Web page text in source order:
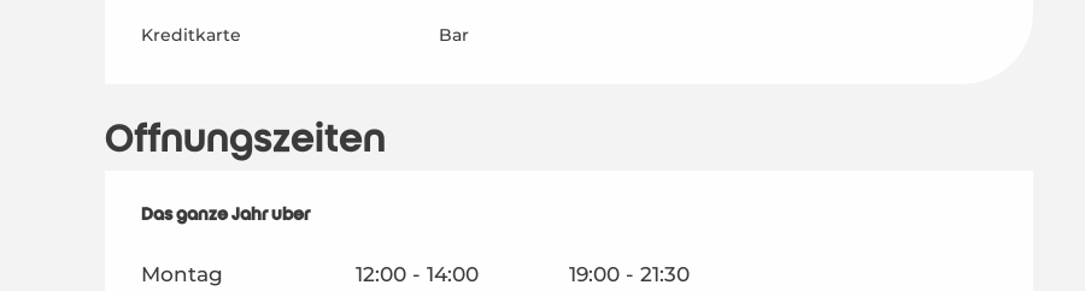
Kreditkarte Bar
Öffnungszeiten
Das ganze Jahr über
Das ganze Jahr über
Montag 12:00 - 14:00 19:00 - 21:30